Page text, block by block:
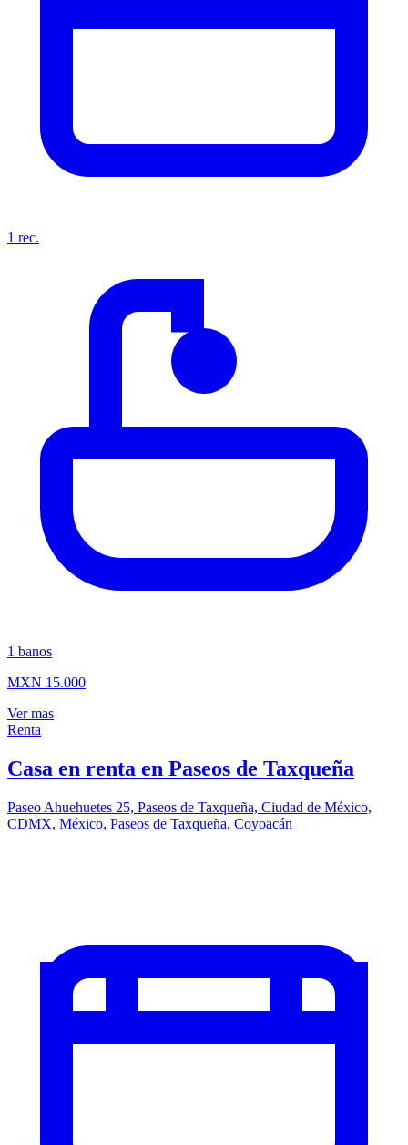
1 rec.
1 banos
MXN 15.000
Ver mas
Renta
Casa en renta en Paseos de Taxqueña
Paseo Ahuehuetes 25, Paseos de Taxqueña, Ciudad de México,
CDMX, México, Paseos de Taxqueña, Coyoacán